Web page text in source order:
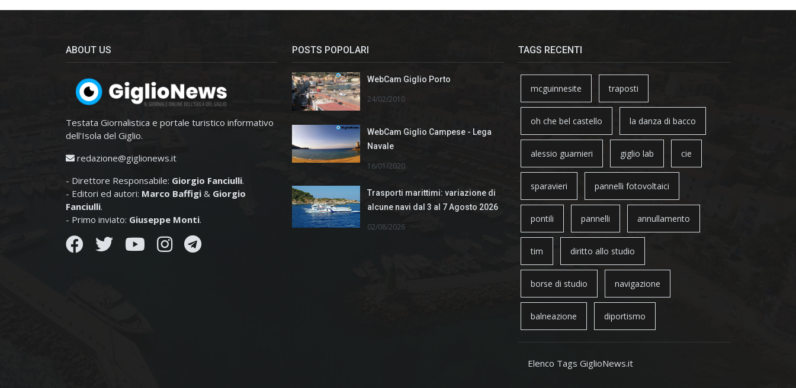
ABOUT US
Testata Giornalistica e portale turistico informativo
dell'Isola del Giglio.
redazione@giglionews.it
- Direttore Responsabile: Giorgio Fanciulli.
- Editori ed autori: Marco Baffigi & Giorgio
Fanciulli.
- Primo inviato: Giuseppe Monti.
POSTS POPOLARI
WebCam Giglio Porto
24/02/2010
WebCam Giglio Campese - Lega
Navale
16/01/2020
Trasporti marittimi: variazione di
alcune navi dal 3 al 7 Agosto 2026
02/08/2026
TAGS RECENTI
mcguinnesite traposti
oh che bel castello la danza di bacco
alessio guarnieri giglio lab cie
sparavieri pannelli fotovoltaici
pontili pannelli annullamento
tim diritto allo studio
borse di studio navigazione
balneazione diportismo
Elenco Tags GiglioNews.it